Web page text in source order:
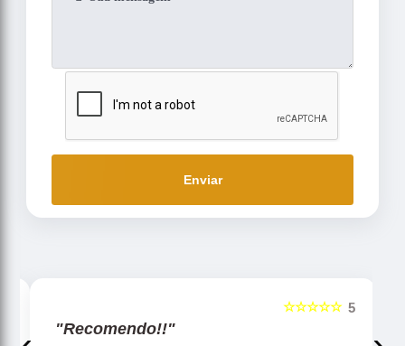
Enviar
5
☆☆☆☆☆
"Recomendo!!"